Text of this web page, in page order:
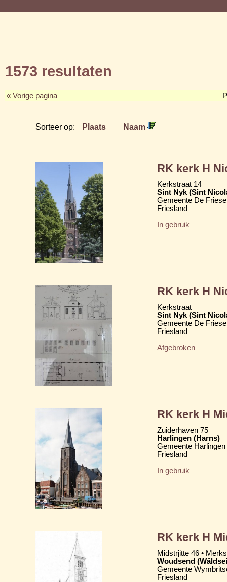
1573 resultaten
« Vorige pagina
Sorteer op: Plaats Naam
RK kerk H
Kerkstraat 14
Sint Nyk (Sint
Gemeente De
Friesland
In gebruik
RK kerk H
Kerkstraat
Sint Nyk (Sint
Gemeente De
Friesland
Afgebroken
RK kerk H
Zuiderhaven 75
Harlingen (Harns)
Gemeente Harlingen
Friesland
In gebruik
RK kerk H
Midstrjitte 46 •
Woudsend
Gemeente
Friesland